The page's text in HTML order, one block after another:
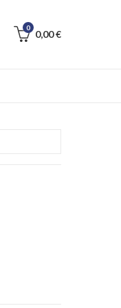
0
0,00€